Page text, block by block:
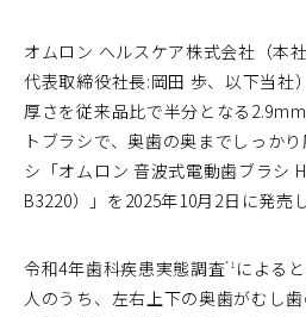
オムロン ヘルスケア株式会社（本
代表取締役社長:岡田 歩、以下当社
厚さを従来品比で半分となる
トブラシで、奥歯の奥までしっか
シ「オムロン 音波式電動歯ブラシ
B3220）」を2025年10月2日に発売
令和4年歯科疾患実態調査*1 による
人のうち、左右上下の奥歯がむし